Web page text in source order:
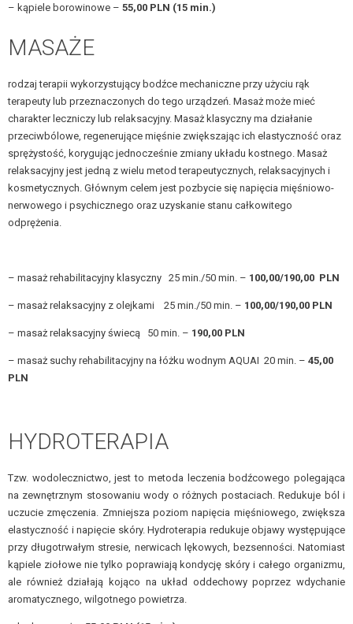
– kąpiele borowinowe – 55,00 PLN (15 min.)
MASAŻE
rodzaj terapii wykorzystujący bodźce mechaniczne przy użyciu rąk
terapeuty lub przeznaczonych do tego urządzeń. Masaż może mieć
charakter leczniczy lub relaksacyjny. Masaż klasyczny ma działanie
przeciwbólowe, regenerujące mięśnie zwiększając ich elastyczność oraz
sprężystość, korygując jednocześnie zmiany układu kostnego. Masaż
relaksacyjny jest jedną z wielu metod terapeutycznych, relaksacyjnych i
kosmetycznych. Głównym celem jest pozbycie się napięcia mięśniowo-
nerwowego i psychicznego oraz uzyskanie stanu całkowitego
odprężenia.
– masaż rehabilitacyjny klasyczny 25 min./50 min. – 100,00/190,00 PLN
– masaż relaksacyjny z olejkami 25 min./50 min. – 100,00/190,00 PLN
– masaż relaksacyjny świecą 50 min. – 190,00 PLN
– masaż suchy rehabilitacyjny na łóżku wodnym AQUAI 20 min. – 45,00
PLN
HYDROTERAPIA
Tzw. wodolecznictwo, jest to metoda leczenia bodźcowego polegająca
na zewnętrznym stosowaniu wody o różnych postaciach. Redukuje ból i
uczucie zmęczenia. Zmniejsza poziom napięcia mięśniowego, zwiększa
elastyczność i napięcie skóry. Hydroterapia redukuje objawy występujące
przy długotrwałym stresie, nerwicach lękowych, bezsenności. Natomiast
kąpiele ziołowe nie tylko poprawiają kondycję skóry i całego organizmu,
ale również działają kojąco na układ oddechowy poprzez wdychanie
aromatycznego, wilgotnego powietrza.